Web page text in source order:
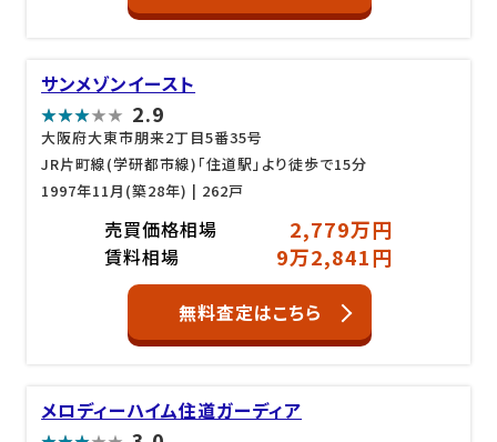
サンメゾンイースト
2.9
大阪府大東市朋来2丁目5番35号
JR片町線(学研都市線)「住道駅」より徒歩で15分
1997年11月(築28年) | 262戸
売買価格相場 2,779万円
賃料相場 9万2,841円
無料査定はこちら
メロディーハイム住道ガーディア